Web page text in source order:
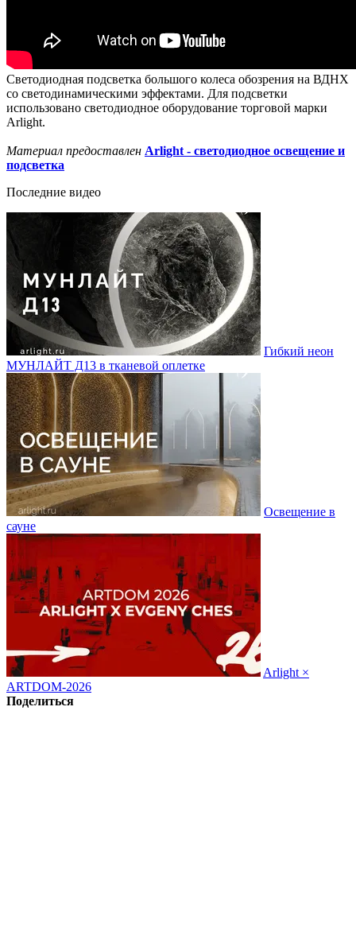
Светодиодная подсветка большого колеса обозрения на ВДНХ
со светодинамическими эффектами. Для подсветки
использовано светодиодное оборудование торговой марки
Arlight.
Материал предоставлен Arlight - светодиодное освещение и
подсветка
Последние видео
Гибкий неон
МУНЛАЙТ Д13 в тканевой оплетке
Освещение в
сауне
Arlight ×
ARTDOM-2026
Поделиться